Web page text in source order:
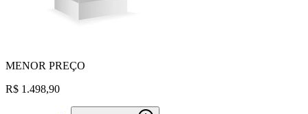
MENOR PREÇO
R$ 1.498,90